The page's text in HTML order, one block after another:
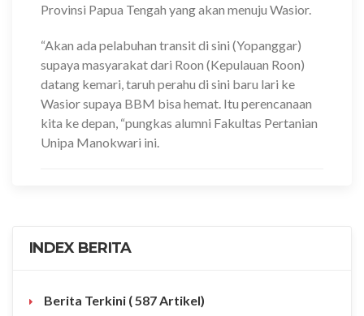
Provinsi Papua Tengah yang akan menuju Wasior.
“Akan ada pelabuhan transit di sini (Yopanggar)
supaya masyarakat dari Roon (Kepulauan Roon)
datang kemari, taruh perahu di sini baru lari ke
Wasior supaya BBM bisa hemat. Itu perencanaan
kita ke depan, “pungkas alumni Fakultas Pertanian
Unipa Manokwari ini.
INDEX BERITA
Berita Terkini ( 587 Artikel)